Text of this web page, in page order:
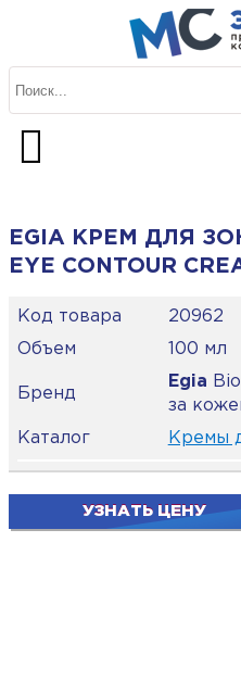
EGIA КРЕМ ДЛЯ
EYE CONTOUR
Код товара
20962
Объем
100 мл
Бренд
Egia
за
Каталог
Кремы
УЗНАТЬ ЦЕНУ